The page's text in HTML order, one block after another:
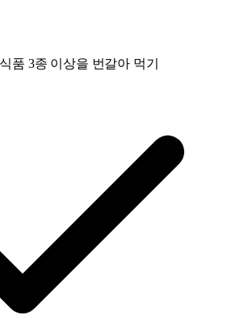
품 3종 이상을 번갈아 먹기